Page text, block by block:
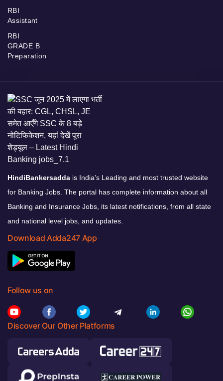
RBI
Assistant
RBI
GRADE B
Preparation
HindiBankersadda is India’s Leading and most trusted website
for Banking Jobs. The portal has complete information about all
Banking and Insurance Jobs, its latest notifications, from all state
and national level jobs, and updates.
Download Adda247 App
Follow us on
Discover Our Other Platforms